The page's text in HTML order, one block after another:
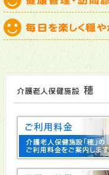
2025年11月11日
2025年10月27日
2025年10月22日
2025年10月03日